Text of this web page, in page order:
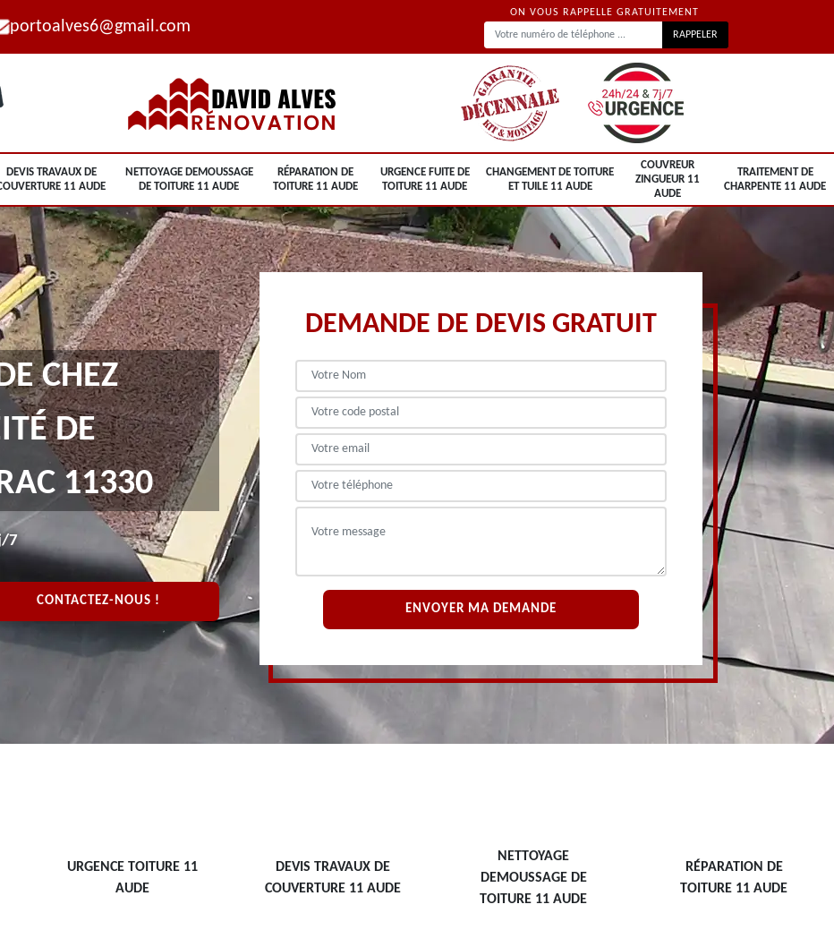
portoalves6@gmail.com
ON VOUS RAPPELLE GRATUITEMENT
DEVIS TRAVAUX DE
11 AUDE
NETTOYAGE DEMOUSSAGE
DE TOITURE 11 AUDE
RÉPARATION DE
TOITURE 11 AUDE
URGENCE FUITE DE
TOITURE 11 AUDE
CHANGEMENT DE TOITURE
ET TUILE 11 AUDE
COUVREUR
ZINGUEUR 11
AUDE
TRAITEMENT DE
CHARPENTE 11 AUDE
CHEZ
DE
11330
7
CONTACTEZ-NOUS !
DEMANDE DE DEVIS GRATUIT
URGENCE TOITURE 11
AUDE
DEVIS TRAVAUX DE
COUVERTURE 11 AUDE
NETTOYAGE
DEMOUSSAGE DE
TOITURE 11 AUDE
RÉPARATION DE
TOITURE 11 AUDE